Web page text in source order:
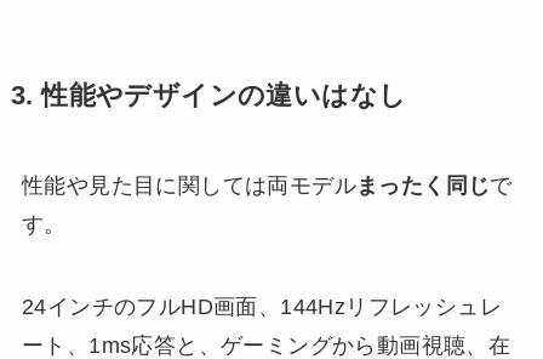
3. 性能やデザインの違いはなし
性能や見た目に関しては両モデルまったく同じで
す。
24インチのフルHD画面、144Hzリフレッシュレ
ート、1ms応答と、ゲーミングから動画視聴、在